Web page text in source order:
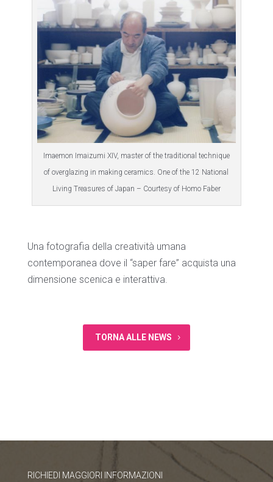
Imaemon Imaizumi XIV, master of the traditional technique
of overglazing in making ceramics. One of the 12 National
Living Treasures of Japan – Courtesy of Homo Faber
Una fotografia della creatività umana
contemporanea dove il “saper fare” acquista una
dimensione scenica e interattiva.
TORNA ALLE NEWS
RICHIEDI MAGGIORI INFORMAZIONI